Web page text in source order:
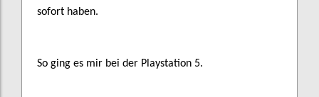
sofort haben.
So ging es mir bei der Playstation 5.